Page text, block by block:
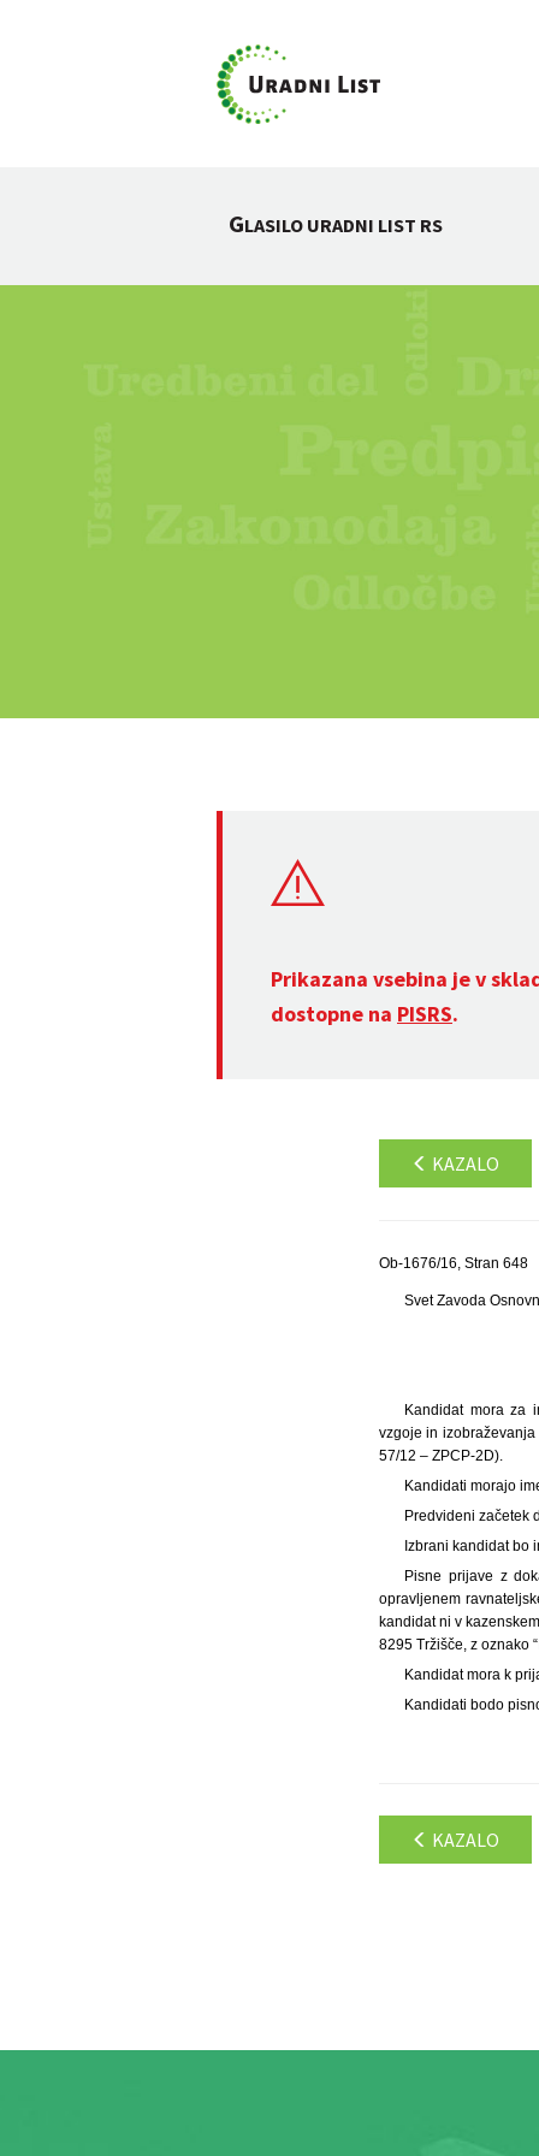
GLASILO URADNI LIST RS
Prikazana vsebina je v
dostopne na PISRS.
KAZALO
Ob-1676/16, Stran 648
Svet Zavoda
Kandidat mora za
vzgoje in
57/12 – ZPCP-2D).
Kandidati morajo
Predvideni začetek
Izbrani kandidat bo
Pisne prijave z
opravljenem
kandidat ni v
8295 Tržišče, z oznako
Kandidat mora k
Kandidati bodo
KAZALO